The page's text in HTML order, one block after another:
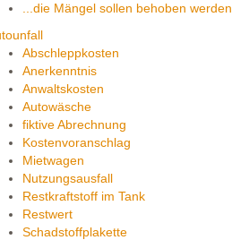
...die Mängel sollen behoben werden
Abschleppkosten
Anerkenntnis
Anwaltskosten
Autowäsche
fiktive Abrechnung
Kostenvoranschlag
Mietwagen
Nutzungsausfall
Restkraftstoff im Tank
Restwert
Schadstoffplakette